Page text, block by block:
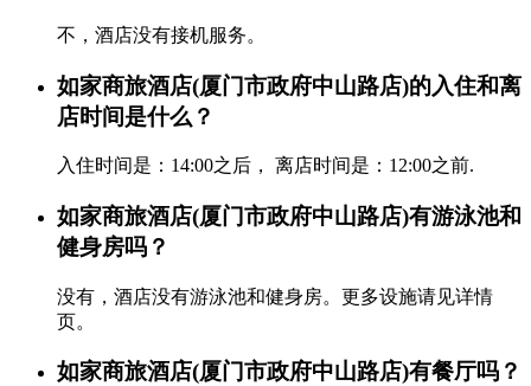
不，酒店没有接机服务。
如家商旅酒店(厦门市政府中山路店)的入住和离
店时间是什么？
入住时间是：14:00之后， 离店时间是：12:00之前.
如家商旅酒店(厦门市政府中山路店)有游泳池和
健身房吗？
没有，酒店没有游泳池和健身房。更多设施请见详情
页。
如家商旅酒店(厦门市政府中山路店)有餐厅吗？